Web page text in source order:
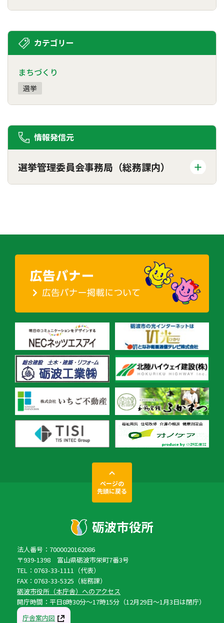
カテゴリー
まちづくり
選挙
情報発信元
選挙管理委員会事務局（総務課内）
ページの
先頭に戻る
法人番号：7000020162086
〒939-1398 富山県砺波市栄町7番3号
TEL：0763-33-1111（代表）
FAX：0763-33-5325（総務課）
砺波市役所（本庁舎）へのアクセス
開庁時間：平日8時30分〜17時15分（12月29日〜1月3日は閉庁）
庁舎案内図